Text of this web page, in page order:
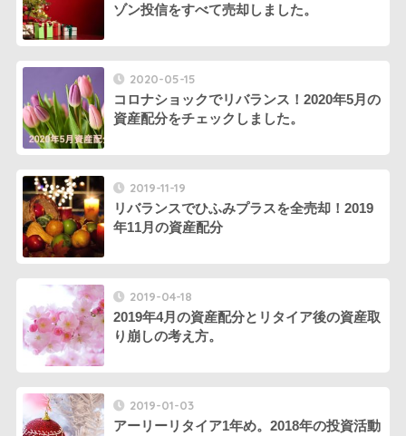
ゾン投信をすべて売却しました。
2020-05-15
コロナショックでリバランス！2020年5月の
資産配分をチェックしました。
2019-11-19
リバランスでひふみプラスを全売却！2019
年11月の資産配分
2019-04-18
2019年4月の資産配分とリタイア後の資産取
り崩しの考え方。
2019-01-03
アーリーリタイア1年め。2018年の投資活動